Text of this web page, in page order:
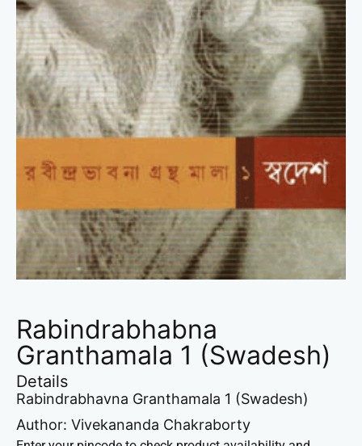
Rabindrabhabna
Granthamala 1 (Swadesh)
Details
Rabindrabhavna Granthamala 1 (Swadesh)
Author: Vivekananda Chakraborty